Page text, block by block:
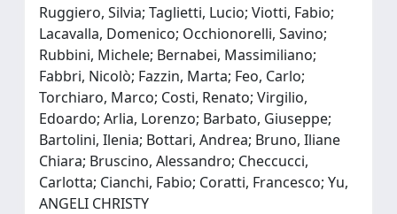
Ruggiero, Silvia; Taglietti, Lucio; Viotti, Fabio;
Lacavalla, Domenico; Occhionorelli, Savino;
Rubbini, Michele; Bernabei, Massimiliano;
Fabbri, Nicolò; Fazzin, Marta; Feo, Carlo;
Torchiaro, Marco; Costi, Renato; Virgilio,
Edoardo; Arlia, Lorenzo; Barbato, Giuseppe;
Bartolini, Ilenia; Bottari, Andrea; Bruno, Iliane
Chiara; Bruscino, Alessandro; Checcucci,
Carlotta; Cianchi, Fabio; Coratti, Francesco; Yu,
ANGELI CHRISTY